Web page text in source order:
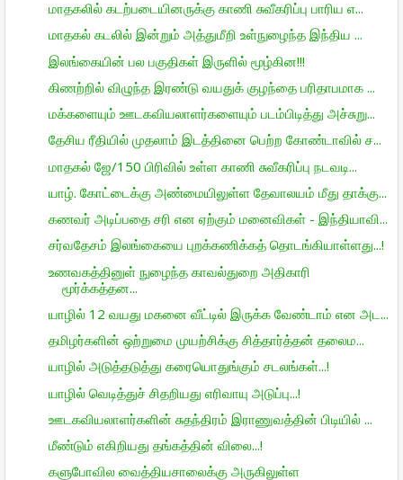
மாதகலில் கடற்படையினருக்கு காணி சுவீகரிப்பு பாரிய எ...
மாதகல் கடலில் இன்றும் அத்துமீறி உள்நுழைந்த இந்திய ...
இலங்கையின் பல பகுதிகள் இருளில் மூழ்கின!!!
கிணற்றில் விழுந்த இரண்டு வயதுக் குழந்தை பரிதாபமாக ...
மக்களையும் ஊடகவியலாளர்களையும் படம்பிடித்து அச்சுறு...
தேசிய ரீதியில் முதலாம் இடத்தினை பெற்ற கோண்டாவில் ச...
மாதகல் ஜே/150 பிரிவில் உள்ள காணி சுவீகரிப்பு நடவடி...
யாழ். கோட்டைக்கு அண்மையிலுள்ள தேவாலயம் மீது தாக்கு...
கணவர் அடிப்பதை சரி என ஏற்கும் மனைவிகள் - இந்தியாவி...
சர்வதேசம் இலங்கையை புறக்கணிக்கத் தொடங்கியாள்ளது...!
உணவகத்தினுள் நுழைந்த காவல்துறை அதிகாரி
மூர்க்கத்தன...
யாழில் 12 வயது மகனை வீட்டில் இருக்க வேண்டாம் என அட...
தமிழர்களின் ஒற்றுமை முயற்சிக்கு சித்தார்த்தன் தலைம...
யாழில் அடுத்தடுத்து கரையொதுங்கும் சடலங்கள்...!
யாழில் வெடித்துச் சிதறியது எரிவாயு அடுப்பு...!
ஊடகவியலாளர்களின் சுதந்திரம் இராணுவத்தின் பிடியில் ...
மீண்டும் எகிறியது தங்கத்தின் விலை...!
களுபோவில வைத்தியசாலைக்கு அருகிலுள்ள